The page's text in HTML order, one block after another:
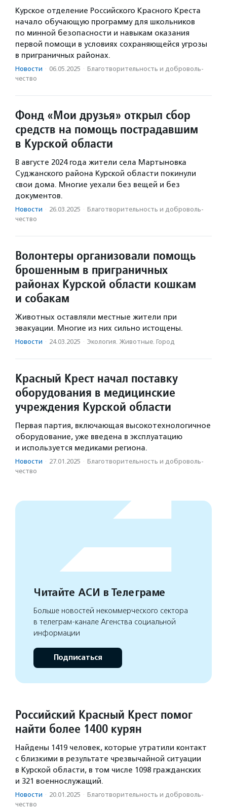
Курское отделение Российского Красного Креста
начало обучающую программу для школьников
по минной безопасности и навыкам оказания
первой помощи в условиях сохраняющейся угрозы
в приграничных районах.
Новости · 06.05.2025 · Благотвори­тель­ность и доброволь­
чест­во
Фонд «Мои друзья» открыл сбор
средств на помощь пострадавшим
в Курской области
В августе 2024 года жители села Мартыновка
Суджанского района Курской области покинули
свои дома. Многие уехали без вещей и без
документов.
Новости · 26.03.2025 · Благотвори­тель­ность и доброволь­
чест­во
Волонтеры организовали помощь
брошенным в приграничных
районах Курской области кошкам
и собакам
Животных оставляли местные жители при
эвакуации. Многие из них сильно истощены.
Новости · 24.03.2025 · Экология. Животные. Город
Красный Крест начал поставку
оборудования в медицинские
учреждения Курской области
Первая партия, включающая высокотехнологичное
оборудование, уже введена в эксплуатацию
и используется медиками региона.
Новости · 27.01.2025 · Благотвори­тель­ность и доброволь­
чест­во
Читайте АСИ в Телеграме
Больше новостей некоммерческого сектора
в телеграм-канале Агенства социальной
информации
Подписаться
Российский Красный Крест помог
найти более 1400 курян
Найдены 1419 человек, которые утратили контакт
с близкими в результате чрезвычайной ситуации
в Курской области, в том числе 1098 гражданских
и 321 военнослужащий.
Новости · 20.01.2025 · Благотвори­тель­ность и доброволь­
чест­во